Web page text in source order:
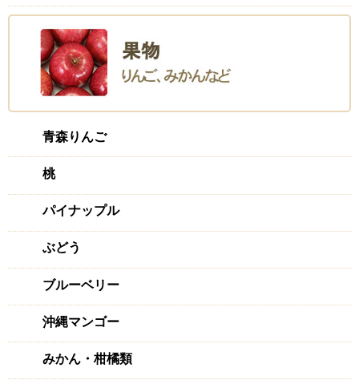
青森りんご
桃
パイナップル
ぶどう
ブルーベリー
沖縄マンゴー
みかん・柑橘類